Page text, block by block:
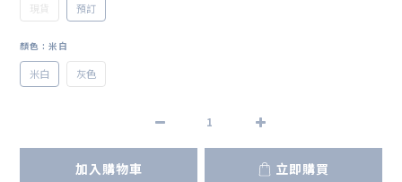
現貨 預訂
顏色 : 米白
米白 灰色
加入購物車 立即購買